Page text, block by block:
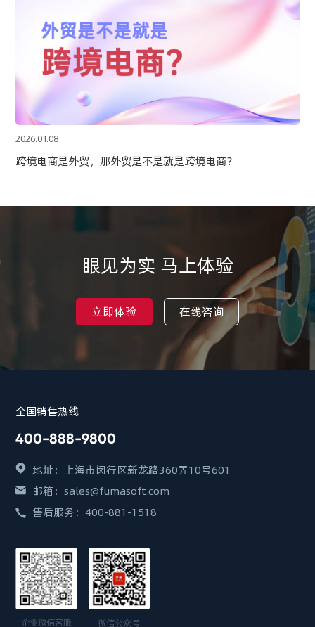
2026.01.08
跨境电商是外贸，那外贸是不是就是跨境电商？
眼见为实 马上体验
立即体验 在线咨询
全国销售热线
400-888-9800
地址：上海市闵行区新龙路360弄10号601
邮箱：sales@fumasoft.com
售后服务：400-881-1518
企业微信客服 微信公众号